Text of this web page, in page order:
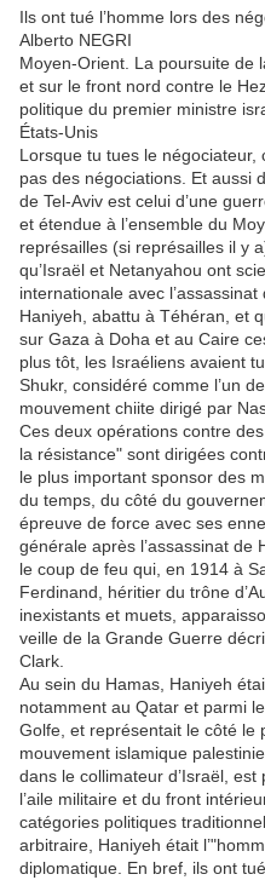
Ils ont tué l’homme lors des
Alberto NEGRI
Moyen-Orient. La poursuite de
et sur le front nord contre le
politique du premier ministre
États-Unis
Lorsque tu tues le
pas des négociations. Et aussi
de Tel-Aviv est celui d’une
et étendue à l’ensemble du
représailles (si représailles il y
qu’Israël et Netanyahou ont
internationale avec
Haniyeh, abattu à Téhéran, et
sur Gaza à Doha et au Caire
plus tôt, les Israéliens avaient
Shukr, considéré comme l’un
mouvement chiite dirigé par
Ces deux opérations contre
la résistance" sont dirigées
le plus important sponsor des
du temps, du côté du
épreuve de force avec ses
générale après l’assassinat de
le coup de feu qui, en 1914 à
Ferdinand, héritier du trône
inexistants et muets,
veille de la Grande Guerre
Clark.
Au sein du Hamas, Haniyeh
notamment au Qatar et parmi
Golfe, et représentait le côté le
mouvement islamique
dans le collimateur d’Israël,
l’aile militaire et du front
catégories politiques
arbitraire, Haniyeh était
diplomatique. En bref, ils ont